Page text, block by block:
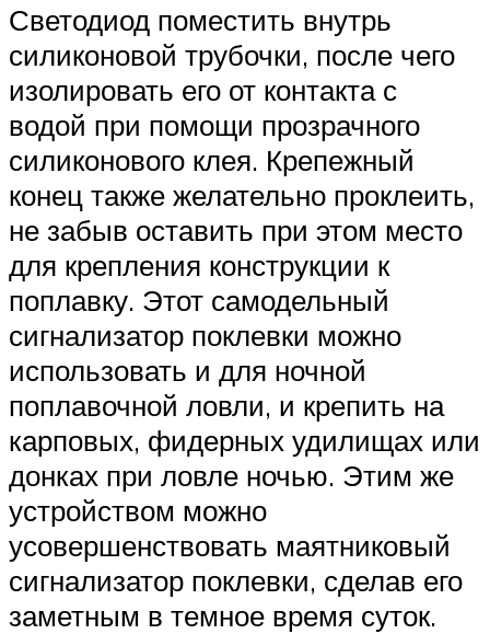
Светодиод поместить внутрь
силиконовой трубочки, после чего
изолировать его от контакта с
водой при помощи прозрачного
силиконового клея. Крепежный
конец также желательно проклеить,
не забыв оставить при этом место
для крепления конструкции к
поплавку. Этот самодельный
сигнализатор поклевки можно
использовать и для ночной
поплавочной ловли, и крепить на
карповых, фидерных удилищах или
донках при ловле ночью. Этим же
устройством можно
усовершенствовать маятниковый
сигнализатор поклевки, сделав его
заметным в темное время суток.